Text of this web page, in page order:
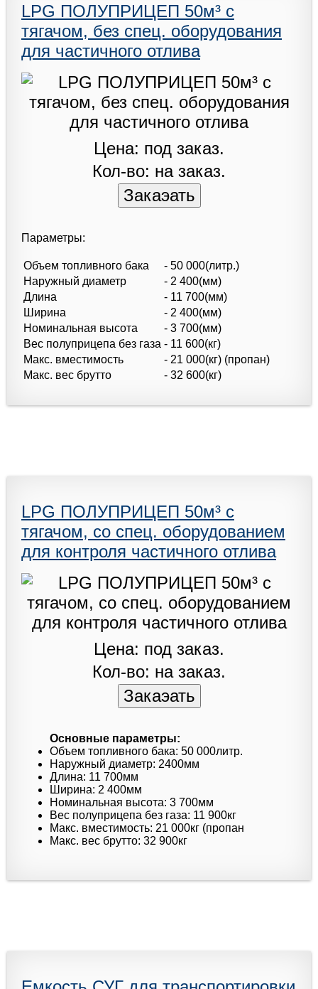
LPG ПОЛУПРИЦЕП 50м³ с
тягачом, без спец. оборудования
для частичного отлива
Цена: под заказ.
Кол-во: на заказ.
Параметры:
Объем топливного бака
- 50 000(литр.)
Наружный диаметр
- 2 400(мм)
Длина
- 11 700(мм)
Ширина
- 2 400(мм)
Номинальная высота
- 3 700(мм)
Вес полуприцепа без газа - 11 600(кг)
Макс. вместимость
- 21 000(кг) (пропан)
Макс. вес брутто
- 32 600(кг)
LPG ПОЛУПРИЦЕП 50м³ с
тягачом, со спец. оборудованием
для контроля частичного отлива
Цена: под заказ.
Кол-во: на заказ.
Основные параметры:
Объем топливного бака: 50 000литр.
Наружный диаметр: 2400мм
Длина: 11 700мм
Ширина: 2 400мм
Номинальная высота: 3 700мм
Вес полуприцепа без газа: 11 900кг
Макс. вместимость: 21 000кг (пропан
Макс. вес брутто: 32 900кг